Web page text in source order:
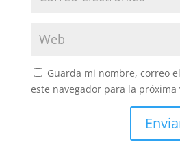
Guarda mi nombre, correo
este navegador para la próxima